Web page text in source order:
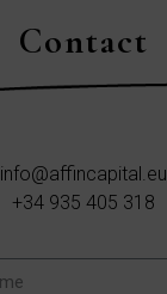
Contact
info@affincapital.eu
+34 935 405 318